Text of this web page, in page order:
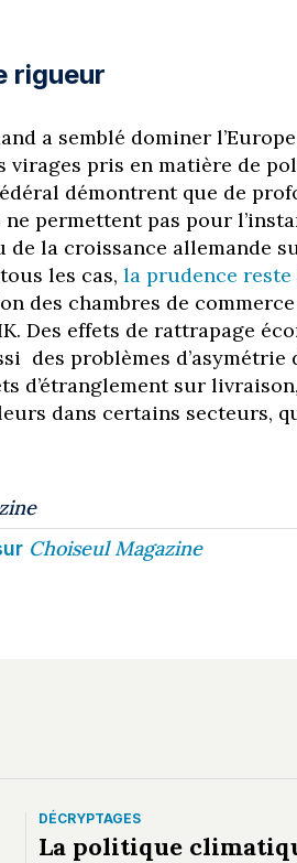
rigueur
a semblé dominer
virages pris en matière de
démontrent que de
ne permettent pas pour
la croissance allemande
les cas, la prudence reste
des chambres de
Des effets de rattrapage
des problèmes d’asymétrie
d’étranglement sur
dans certains secteurs,
Choiseul Magazine
DÉCRYPTAGES
La politique